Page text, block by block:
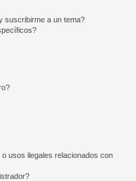
suscribirme a un tema?
usos ilegales relacionados con